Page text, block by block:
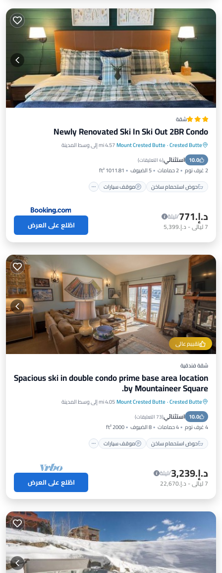
شقة
Newly Renovated Ski In Ski Out 2BR Condo
Crested Butte
·
Mount Crested Butte4.57 mi إلى وسط المدينة
10.0 استثنائي(4 التعليقات )
2 غرف نوم 2 حمامات 5 الضيوف
1011.81 ft²
حوض استحمام ساخن
موقف سيارات
حوض استحمام ساخن
موقف سيارات
شرفة / تراس
د.إ.‏771
/ليلة
7ليالي- د.إ.‏5,399 اطّلع على العرض
تقييم عالي
شقة فندقية
Spacious ski in double condo prime base area location
by Mountaineer Square.
Crested Butte
·
Mount Crested Butte4.05 mi إلى وسط المدينة
10.0 استثنائي(73 التعليقات )
4 غرف نوم 4 حمامات 8 الضيوف
2000 ft²
حوض استحمام ساخن
موقف سيارات
حوض استحمام ساخن
موقف سيارات
التزلج
شرفة / تراس
د.إ.‏3,239
/ليلة
7ليالي- د.إ.‏22,670 اطّلع على العرض